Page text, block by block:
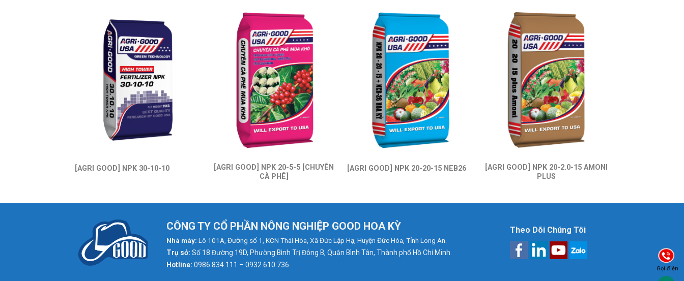
[AGRI GOOD] NPK 30-10-10
[AGRI GOOD] NPK 20-5-5 [CHUYÊN
CÀ PHÊ]
[AGRI GOOD] NPK 20-20-15 NEB26
[AGRI GOOD] NPK 20-2.0-15 AMONI
PLUS
CÔNG TY CỔ PHẦN NÔNG NGHIỆP GOOD HOA KỲ
Nhà máy: Lô 101A, Đường số 1, KCN Thái Hòa, Xã Đức Lập Hạ, Huyện Đức Hòa, Tỉnh Long An.
Trụ sở: Số 18 Đường 19D, Phường Bình Trị Đông B, Quận Bình Tân, Thành phố Hồ Chí Minh.
Hotline: 0986.834.111 – 0932.610.736
Theo Dõi Chúng Tôi
Gọi điện